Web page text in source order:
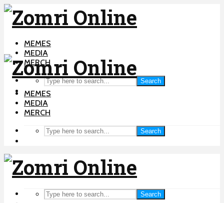
MEMES
MEDIA
MERCH
Search
MEMES
MEDIA
MERCH
Search
Search